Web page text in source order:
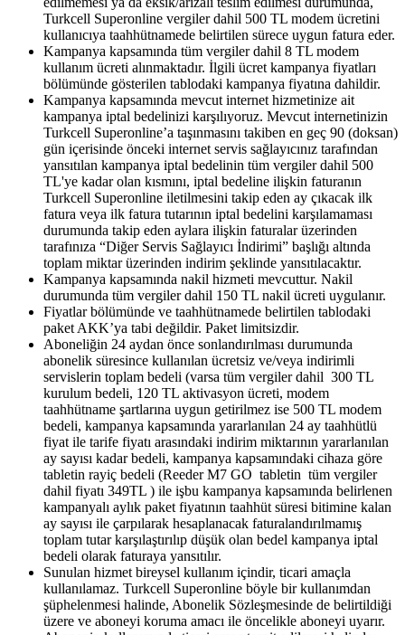
Turkcell Superonline vergiler dahil 500 TL modem ücretini
kullanıcıya taahhütnamede belirtilen sürece uygun fatura eder.
Kampanya kapsamında tüm vergiler dahil 8 TL modem
kullanım ücreti alınmaktadır. İlgili ücret kampanya fiyatları
bölümünde gösterilen tablodaki kampanya fiyatına dahildir.
Kampanya kapsamında mevcut internet hizmetinize ait
kampanya iptal bedelinizi karşılıyoruz. Mevcut internetinizin
Turkcell Superonline’a taşınmasını takiben en geç 90 (doksan)
gün içerisinde önceki internet servis sağlayıcınız tarafından
yansıtılan kampanya iptal bedelinin tüm vergiler dahil 500
TL'ye kadar olan kısmını, iptal bedeline ilişkin faturanın
Turkcell Superonline iletilmesini takip eden ay çıkacak ilk
fatura veya ilk fatura tutarının iptal bedelini karşılamaması
durumunda takip eden aylara ilişkin faturalar üzerinden
tarafınıza “Diğer Servis Sağlayıcı İndirimi” başlığı altında
toplam miktar üzerinden indirim şeklinde yansıtılacaktır.
Kampanya kapsamında nakil hizmeti mevcuttur. Nakil
durumunda tüm vergiler dahil 150 TL nakil ücreti uygulanır.
Fiyatlar bölümünde ve taahhütnamede belirtilen tablodaki
paket AKK’ya tabi değildir. Paket limitsizdir.
Aboneliğin 24 aydan önce sonlandırılması durumunda
abonelik süresince kullanılan ücretsiz ve/veya indirimli
servislerin toplam bedeli (varsa tüm vergiler dahil 300 TL
kurulum bedeli, 120 TL aktivasyon ücreti, modem
taahhütname şartlarına uygun getirilmez ise 500 TL modem
bedeli, kampanya kapsamında yararlanılan 24 ay taahhütlü
fiyat ile tarife fiyatı arasındaki indirim miktarının yararlanılan
ay sayısı kadar bedeli, kampanya kapsamındaki cihaza göre
tabletin rayiç bedeli (Reeder M7 GO tabletin tüm vergiler
dahil fiyatı 349TL ) ile işbu kampanya kapsamında belirlenen
kampanyalı aylık paket fiyatının taahhüt süresi bitimine kalan
ay sayısı ile çarpılarak hesaplanacak faturalandırılmamış
toplam tutar karşılaştırılıp düşük olan bedel kampanya iptal
bedeli olarak faturaya yansıtılır.
Sunulan hizmet bireysel kullanım içindir, ticari amaçla
kullanılamaz. Turkcell Superonline böyle bir kullanımdan
şüphelenmesi halinde, Abonelik Sözleşmesinde de belirtildiği
üzere ve aboneyi koruma amacı ile öncelikle aboneyi uyarır.